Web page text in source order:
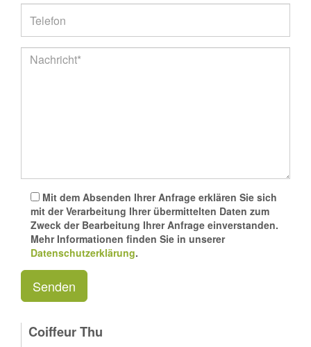
Mit dem Absenden Ihrer Anfrage erklären Sie sich
mit der Verarbeitung Ihrer übermittelten Daten zum
Zweck der Bearbeitung Ihrer Anfrage einverstanden.
Mehr Informationen finden Sie in unserer
Datenschutzerklärung.
Coiffeur Thu